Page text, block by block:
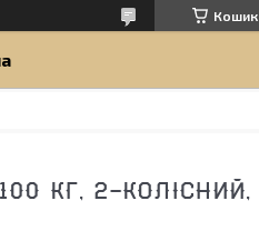
Кошик
КГ, 2-КОЛІСНИЙ,